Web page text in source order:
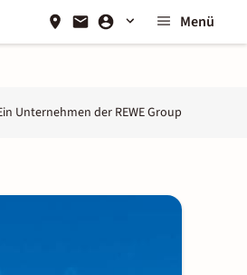
Menü
Unternehmen der REWE Group